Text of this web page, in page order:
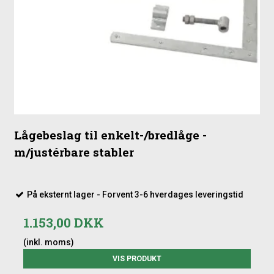
dybde for at sikre stabilitet, og der kan med fordel tilføjes
stolpeafdækninger for at beskytte toppen af træet.
Stolper til nedgravning (80-90 cm i jorden)
Lågebeslag til montering
Lågebeslag til enkelt-/bredlåge -
m/justérbare stabler
På eksternt lager - Forvent 3-6 hverdages leveringstid
1.153,00 DKK
(inkl. moms)
VIS PRODUKT